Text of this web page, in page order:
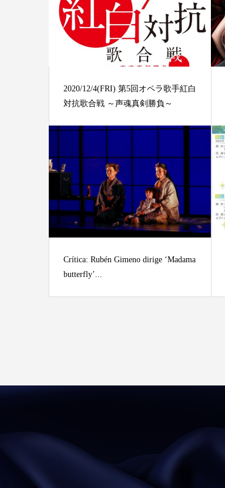
2020/12/4(FRI) 第5回オペラ歌手紅白
対抗歌合戦 ～声魂真剣勝負～
Crítica: Rubén Gimeno dirige ‘Madama
butterfly’...